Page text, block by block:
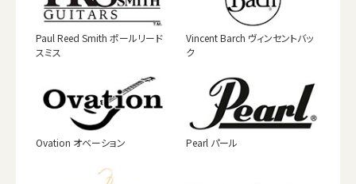
Paul Reed Smith ポールリード
スミス
Vincent Barch ヴィンセントバッ
ク
Ovation オベーション Pearl パール